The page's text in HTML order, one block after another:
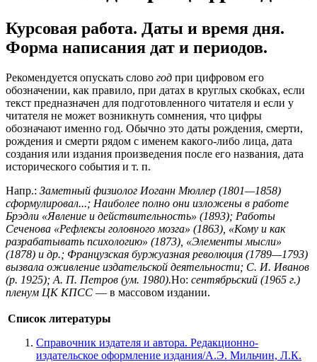
Курсовая работа. Даты и время дня.
Форма написания дат и периодов.
Рекомендуется опускать слово год при цифровом его
обозначении, как правило, при датах в круглых скобках, если
текст предназначен для подготовленного читателя и если у
читателя не может возникнуть сомнения, что цифры
обозначают именно год. Обычно это даты рождения, смерти,
рождения и смерти рядом с именем какого-либо лица, дата
создания или издания произведения после его названия, дата
исторического события и т. п.
Напр.: Заметный физиолог Иоганн Мюллер (1801—1858)
сформулировал...; Наиболее полно они изложены в работе
Брэдли «Явление и действительность» (1893); Работы
Сеченова «Рефлексы головного мозга» (1863), «Кому и как
разрабатывать психологию» (1873), «Элементы мысли»
(1878) и др.; Французская буржуазная революция (1789—1793)
вызвала оживление издательской деятельности; С. И. Иванов
(р. 1925); А. П. Петров (ум. 1980).Но: сентябрьский (1965 г.)
пленум ЦК КПСС — в массовом издании.
Список литературы
Справочник издателя и автора. Редакционно-
издательское оформление издания/А.Э. Мильчин, Л.К.